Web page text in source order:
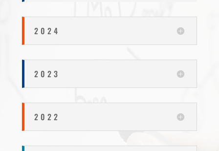
2024
2023
2022